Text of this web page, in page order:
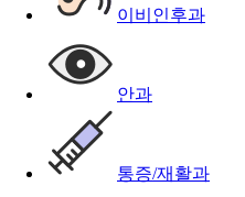
이비인후과
안과
통증/재활과